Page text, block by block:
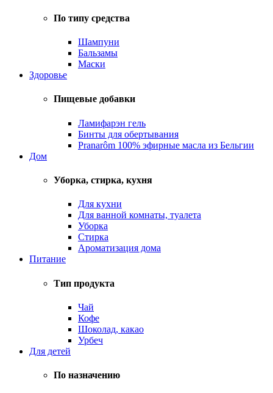
По типу средства
Шампуни
Бальзамы
Маски
Здоровье
Пищевые добавки
Ламифарэн гель
Бинты для обертывания
Pranarôm 100% эфирные масла из Бельгии
Дом
Уборка, стирка, кухня
Для кухни
Для ванной комнаты, туалета
Уборка
Стирка
Ароматизация дома
Питание
Тип продукта
Чай
Кофе
Шоколад, какао
Урбеч
Для детей
По назначению